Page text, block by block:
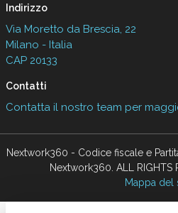
Indirizzo
Via Moretto da Brescia, 22
Milano - Italia
CAP 20133
Contatti
Contatta il nostro team per
Nextwork360 - Codice fiscale e
Nextwork360. ALL RIGHTS
Mappa del